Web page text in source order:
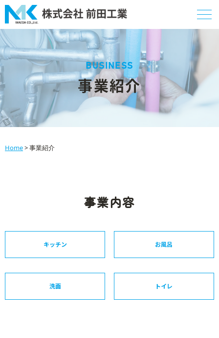
BUSINESS
事業紹介
Home>事業紹介
事業内容
キッチン お風呂
洗面 トイレ